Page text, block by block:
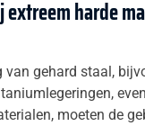
extreem harde
van gehard staal,
moeten de